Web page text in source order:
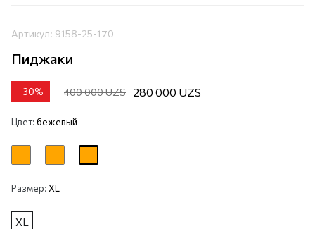
Артикул: 9158-25-170
Пиджаки
-30% 400 000 UZS 280 000 UZS
Цвет:бежевый
Размер:XL
XL